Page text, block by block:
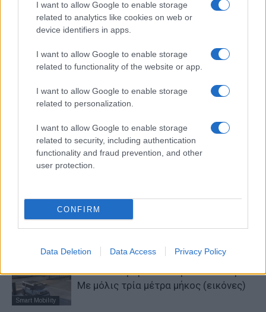
I want to allow Google to enable storage
related to analytics like cookies on web or
device identifiers in apps.
I want to allow Google to enable storage
related to functionality of the website or app.
I want to allow Google to enable storage
related to personalization.
I want to allow Google to enable storage
related to security, including authentication
functionality and fraud prevention, and other
user protection.
CONFIRM
Data Deletion Data Access Privacy Policy
Προηγούμενο άρθρο
Η Fiat αποκαλύπτει το
ηλεκτρικό Ducato με 360km
Επόμενο άρθρο
Το Škoda SUPERB
αναβαθμίστηκε τεχνολογικά
ΠΑΡΟΜΟΙΑ ΑΡΘΡΑ
ΠΕΡΙΣΣΟΤΕΡΑ ΑΠΟ ΤΟΝ ΔΗΜΙΟΥΡΓΟ
Nissan, Wayve και Uber ενώνουν
δυνάμεις για την ανάπτυξη ρομποταξί
Συνεργασία Caroo και Surprice Car
Rental για την ανάπτυξη του Mobility
Smart Mobility
Dacia: To oραματικό Hipster Concept –
Με μόλις τρία μέτρα μήκος (εικόνες)